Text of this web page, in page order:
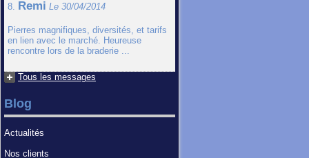
8. Remi Le 30/04/2014
Pierres magnifiques, diversités, et tarifs
en lien avec le marché. Heureuse
rencontre lors de la braderie ...
Tous les messages
Blog
Actualités
Nos clients